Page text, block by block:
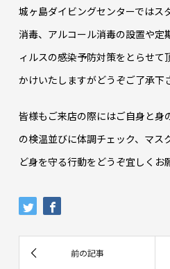
城ヶ島ダイビングセンターではス
消毒、アルコール消毒の設置や定
ィルスの感染予防対策をとらせて
かけいたしますがどうぞご了承下
皆様もご来店の際にはご自身と身
の検温並びに体調チェック、マス
ど身を守る行動をどうぞ宜しくお